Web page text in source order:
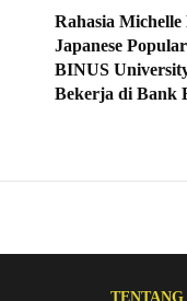
Rahasia
Japanese
BINUS
Bekerja di Bank